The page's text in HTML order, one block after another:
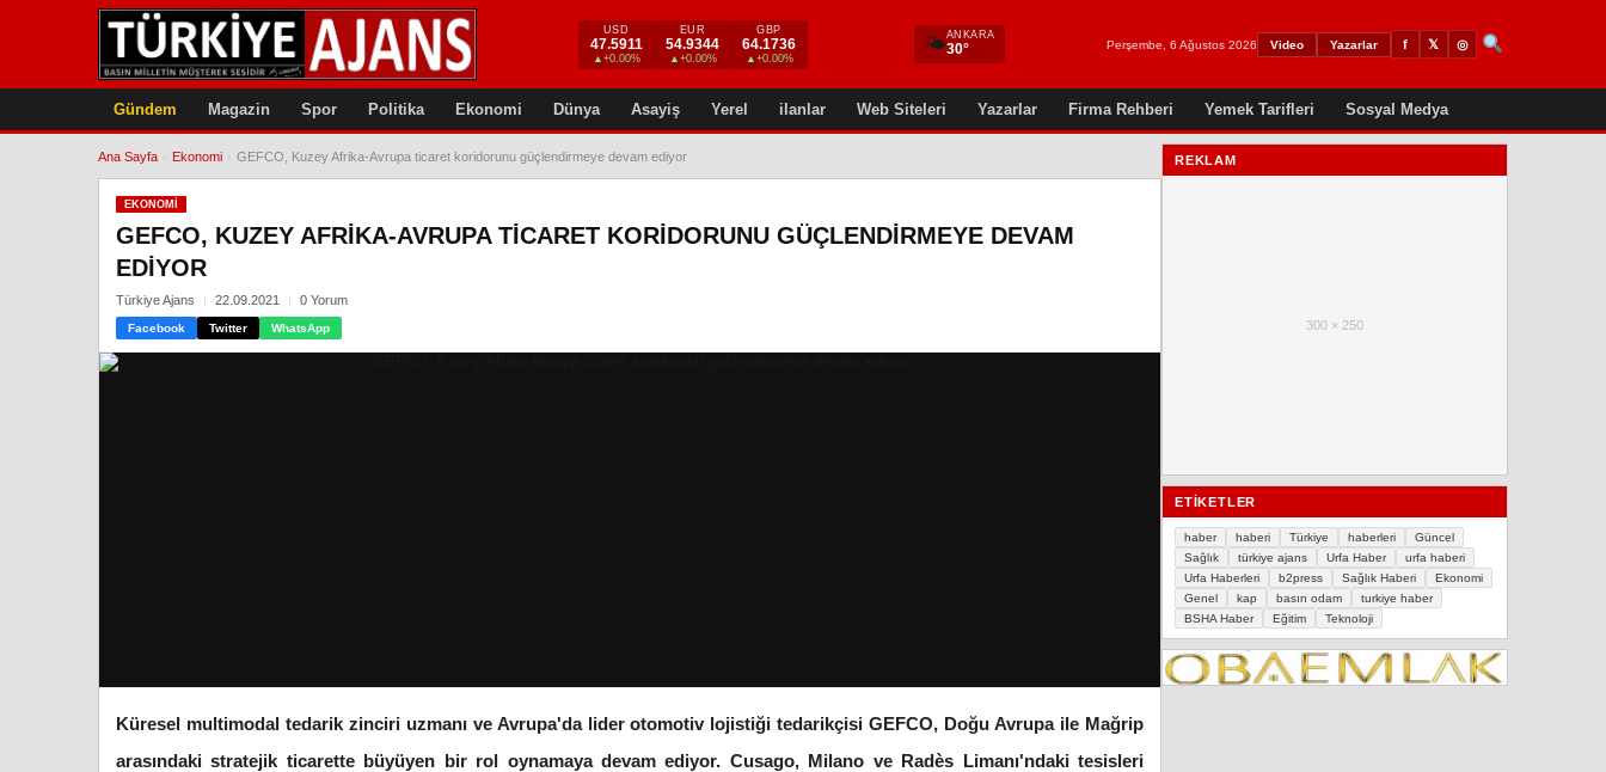
USD
47.5911
▲+0.00%
EUR
54.9344
▲+0.00%
GBP
64.1736
▲+0.00%
🌤ANKARA
30° Perşembe, 6 Ağustos 2026 Video Yazarlar f 𝕏 ◎
Gündem Magazin Spor Politika Ekonomi Dünya Asayiş Yerel ilanlar Web Siteleri Yazarlar Firma Rehberi Yemek Tarifleri Sosyal Medya
Ana Sayfa Ekonomi GEFCO, Kuzey Afrika-Avrupa ticaret koridorunu güçlendirmeye devam ediyor
EKONOMI
GEFCO, KUZEY AFRIKA-AVRUPA TICARET KORIDORUNU GÜÇLENDIRMEYE DEVAM
EDIYOR
Türkiye Ajans 22.09.2021 0 Yorum
Facebook Twitter WhatsApp
Küresel multimodal tedarik zinciri uzmanı ve Avrupa'da lider otomotiv lojistiği tedarikçisi GEFCO, Doğu Avrupa ile Mağrip
arasındaki stratejik ticarette büyüyen bir rol oynamaya devam ediyor. Cusago, Milano ve Radès Limanı'ndaki tesisleri
REKLAM
300 × 250
ETIKETLER
haber haberi Türkiye haberleri
Güncel
Sağlık
türkiye ajans Urfa Haber
urfa haberi
Urfa Haberleri
b2press Sağlık Haberi
Ekonomi
Genel
kap basın odam
turkiye haber
BSHA Haber
Eğitim Teknoloji